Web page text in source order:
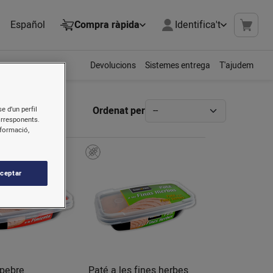
Español Compra ràpida Identifica't
Devolucions Sistemes entrega T'ajudem
Ordenat per
d’un perfil